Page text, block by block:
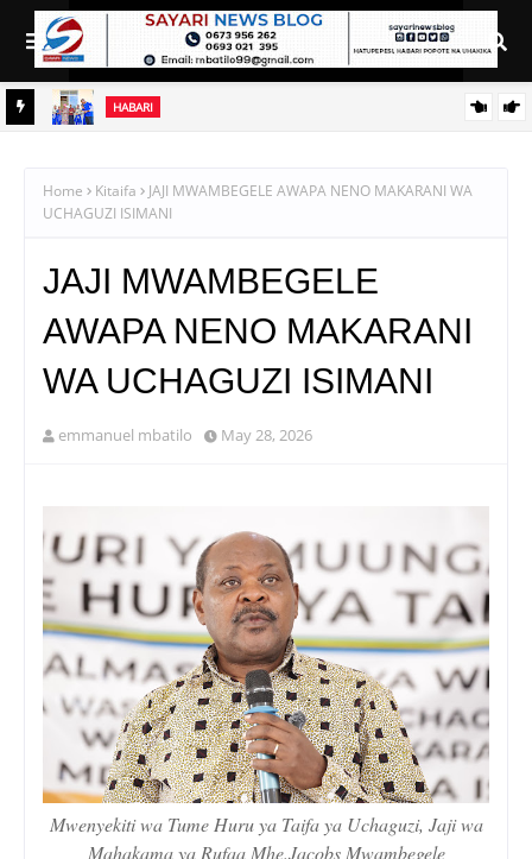
HABARI
Home Kitaifa
JAJI MWAMBEGELE AWAPA NENO MAKARANI WA
UCHAGUZI ISIMANI
JAJI MWAMBEGELE
AWAPA NENO MAKARANI
WA UCHAGUZI ISIMANI
emmanuel mbatilo May 28, 2026
Mwenyekiti wa Tume Huru ya Taifa ya Uchaguzi, Jaji wa
Mahakama ya Rufaa Mhe.Jacobs Mwambegele